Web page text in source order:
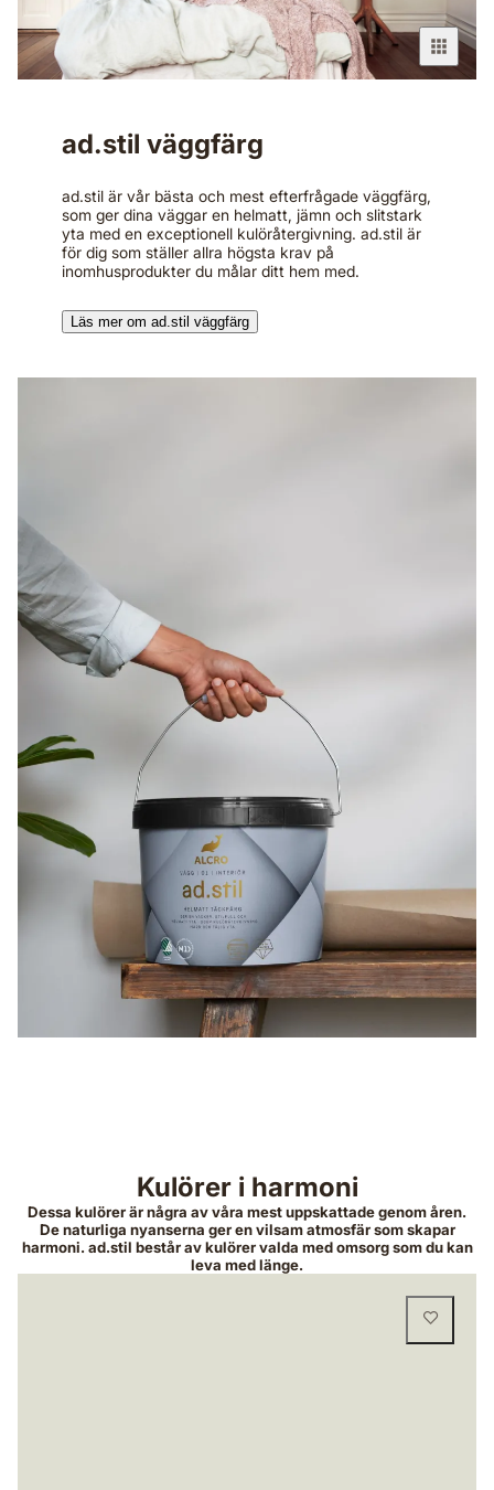
ad.stil väggfärg
ad.stil är vår bästa och mest efterfrågade väggfärg,
som ger dina väggar en helmatt, jämn och slitstark
yta med en exceptionell kulöråtergivning.​ ad.stil är
för dig som ställer allra högsta krav på
inomhusprodukter du målar ditt hem med.​
Läs mer om ad.stil väggfärg
Kulörer i harmoni
Dessa kulörer är några av våra mest uppskattade genom åren.
De naturliga nyanserna ger en vilsam atmosfär som skapar
harmoni. ad.stil består av kulörer valda med omsorg som du kan
leva med länge.